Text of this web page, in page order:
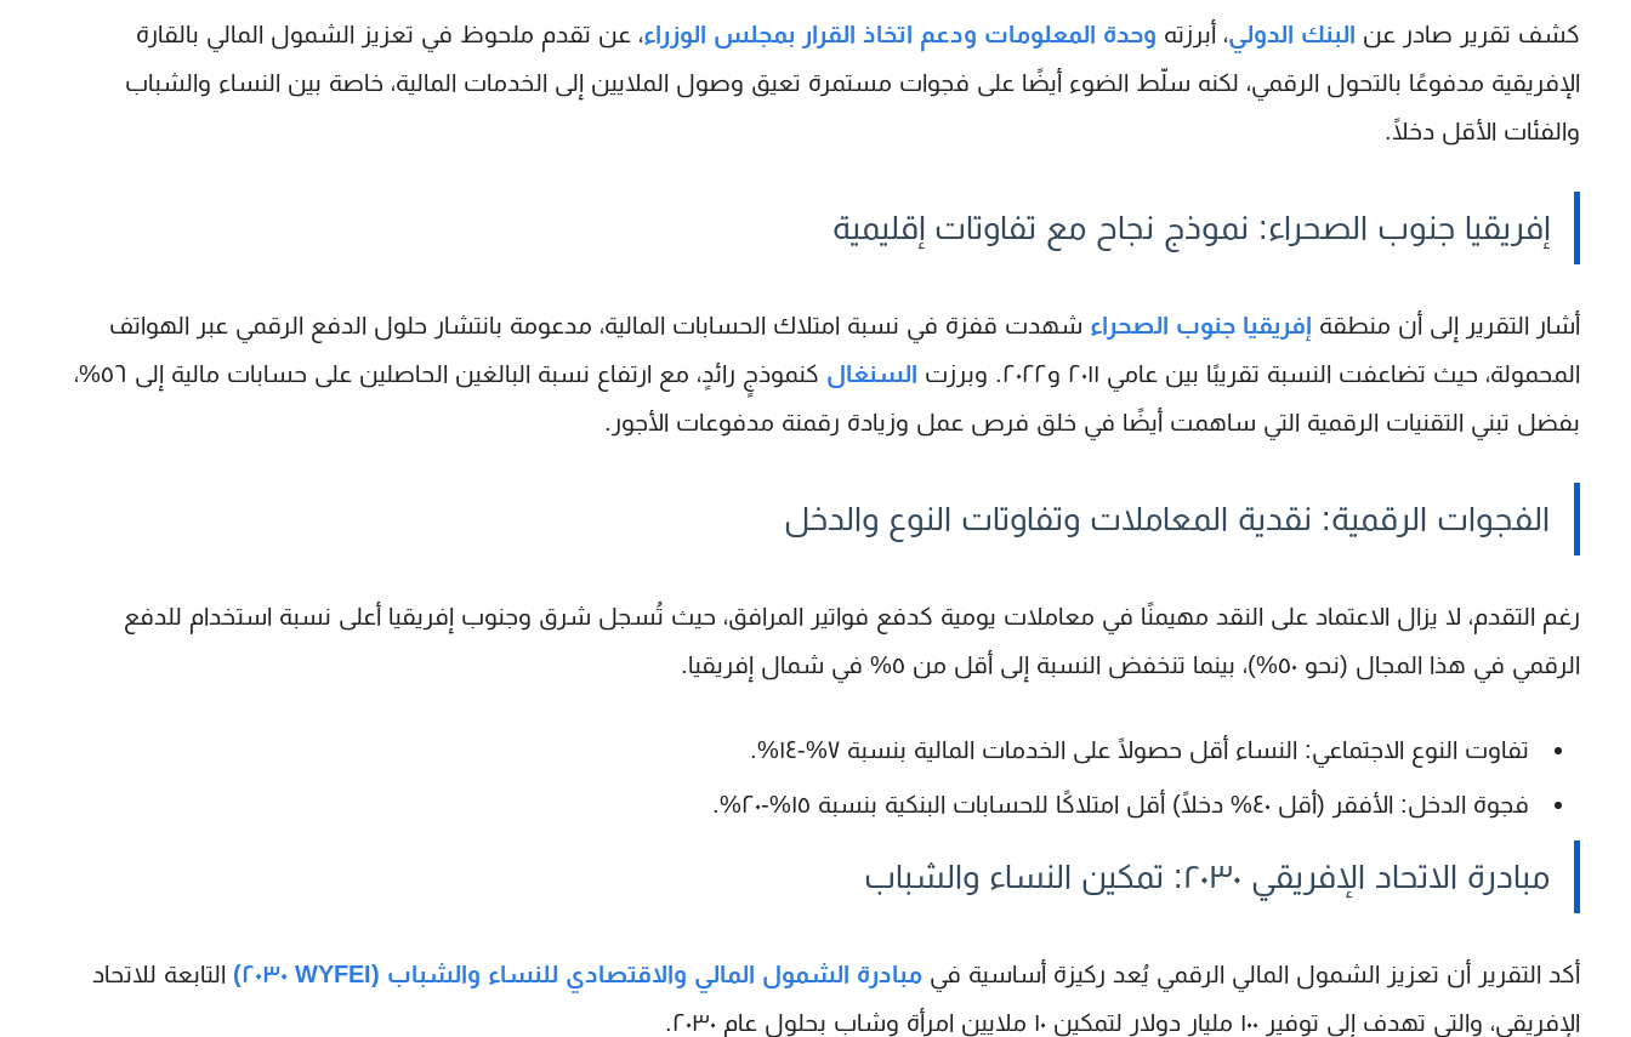
كشف تقرير صادر عن البنك الدولي، أبرزته وحدة المعلومات ودعم اتخاذ القرار بمجلس الوزراء، عن تقدم ملحوظ في تعزيز الشمول المالي بالقارة
الإفريقية مدفوعًا بالتحول الرقمي، لكنه سلّط الضوء أيضًا على فجوات مستمرة تعيق وصول الملايين إلى الخدمات المالية، خاصة بين النساء والشباب
والفئات الأقل دخلًا.
إفريقيا جنوب الصحراء: نموذج نجاح مع تفاوتات إقليمية
أشار التقرير إلى أن منطقة إفريقيا جنوب الصحراء شهدت قفزة في نسبة امتلاك الحسابات المالية، مدعومة بانتشار حلول الدفع الرقمي عبر الهواتف
المحمولة، حيث تضاعفت النسبة تقريبًا بين عامي ٢٠١١ و٢٠٢٢. وبرزت
السنغال كنموذجٍ رائدٍ، مع ارتفاع نسبة البالغين الحاصلين على حسابات مالية إلى ٥٦%
،
بفضل تبني التقنيات الرقمية التي ساهمت أيضًا في خلق فرص عمل وزيادة رقمنة مدفوعات الأجور.
الفجوات الرقمية: نقدية المعاملات وتفاوتات النوع والدخل
رغم التقدم، لا يزال الاعتماد على النقد مهيمنًا في معاملات يومية كدفع فواتير المرافق، حيث تُسجل شرق وجنوب إفريقيا أعلى نسبة استخدام للدفع
الرقمي في هذا المجال (نحو ٥٠%)، بينما تنخفض النسبة إلى أقل من
٥% في شمال إفريقيا.
تفاوت النوع الاجتماعي: النساء أقل حصولًا على الخدمات المالية بنسبة ٧%-١٤% .
فجوة الدخل: الأفقر (أقل ٤٠% دخلًا) أقل امتلاكًا للحسابات البنكية بنسبة ١٥%-٢٠% .
مبادرة الاتحاد الإفريقي ٢٠٣٠: تمكين النساء والشباب
أكد التقرير أن تعزيز الشمول المالي الرقمي يُعد ركيزة أساسية في مبادرة الشمول المالي والاقتصادي للنساء والشباب (WYFEI ٢٠٣٠)
التابعة للاتحاد
الإفريقي، والتي تهدف إلى توفير ١٠٠ مليار دولار لتمكين ١٠ ملايين امرأة وشاب بحلول عام ٢٠٣٠.